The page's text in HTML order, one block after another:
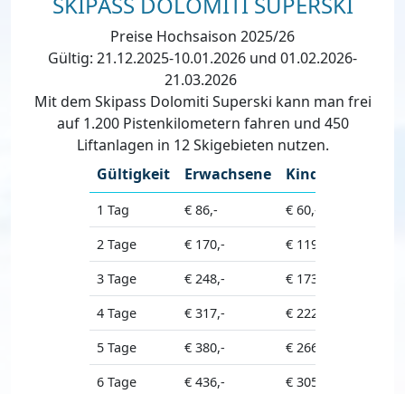
Preise Hochsaison 2025/26
Gültig: 21.12.2025-10.01.2026 und 01.02.2026-
21.03.2026
Mit dem Skipass Dolomiti Superski kann man frei
auf 1.200 Pistenkilometern fahren und 450
Liftanlagen in 12 Skigebieten nutzen.
Gültigkeit
Erwachsene Kinder
1 Tag € 86,- € 60,-
2 Tage
€ 170,- € 119,-
3 Tage
€ 248,- € 173,-
4 Tage
€ 317,- € 222,-
5 Tage
€ 380,- € 266,-
6 Tage
€ 436,- € 305,-